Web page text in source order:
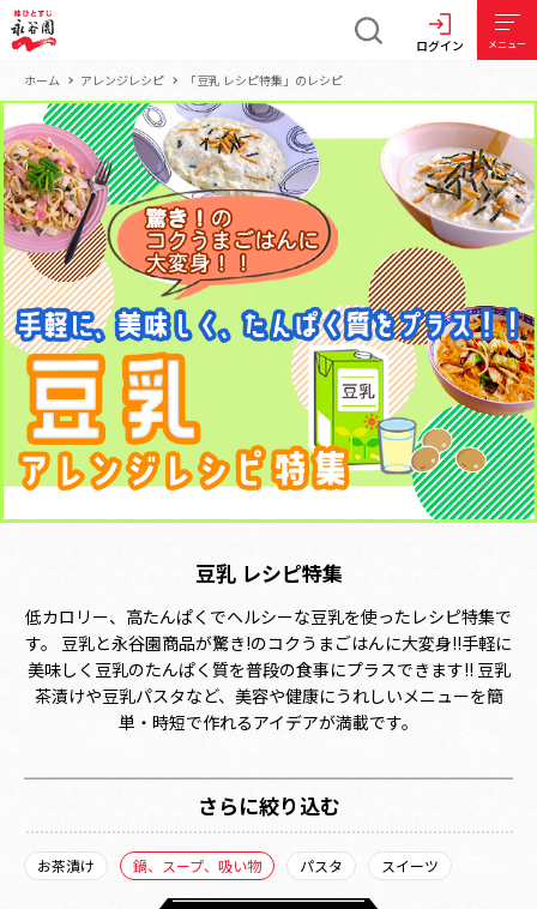
ログイン メニュー
ホーム アレンジレシピ 「豆乳 レシピ特集」のレシピ
豆乳 レシピ特集
低カロリー、高たんぱくでヘルシーな豆乳を使ったレシピ特集で
す。 豆乳と永谷園商品が驚き!のコクうまごはんに大変身!!手軽に
美味しく豆乳のたんぱく質を普段の食事にプラスできます!! 豆乳
茶漬けや豆乳パスタなど、美容や健康にうれしいメニューを簡
単・時短で作れるアイデアが満載です。
さらに絞り込む
お茶漬け 鍋、スープ、吸い物 パスタ スイーツ